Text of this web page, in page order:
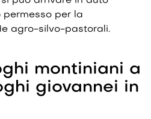
permesso per la
agro-silvo-pastorali.
montiniani a
giovannei in